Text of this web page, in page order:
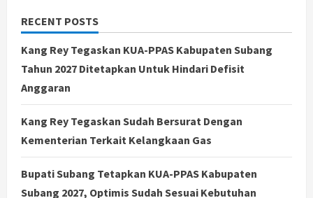
RECENT POSTS
Kang Rey Tegaskan KUA-PPAS Kabupaten Subang
Tahun 2027 Ditetapkan Untuk Hindari Defisit
Anggaran
Kang Rey Tegaskan Sudah Bersurat Dengan
Kementerian Terkait Kelangkaan Gas
Bupati Subang Tetapkan KUA-PPAS Kabupaten
Subang 2027, Optimis Sudah Sesuai Kebutuhan